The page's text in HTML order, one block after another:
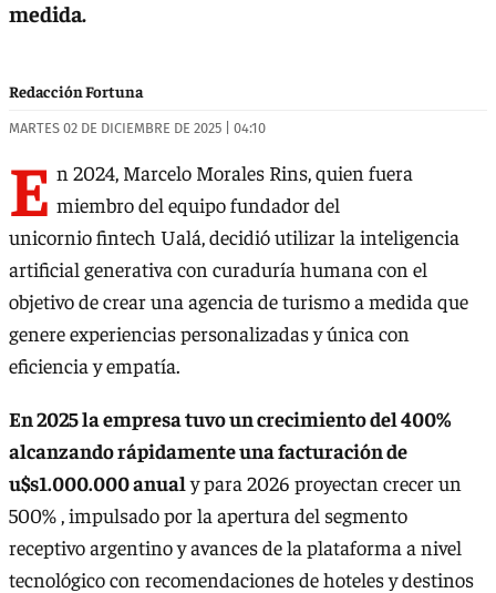
medida.
Redacción Fortuna
MARTES 02 DE DICIEMBRE DE 2025 | 04:10
E n 2024, Marcelo Morales Rins, quien fuera
miembro del equipo fundador del
unicornio fintech Ualá, decidió utilizar la inteligencia
artificial generativa con curaduría humana con el
objetivo de crear una agencia de turismo a medida que
genere experiencias personalizadas y única con
eficiencia y empatía.
En 2025 la empresa tuvo un crecimiento del 400%
alcanzando rápidamente una facturación de
u$s1.000.000 anualy para 2026 proyectan crecer un
500% , impulsado por la apertura del segmento
receptivo argentino y avances de la plataforma a nivel
tecnológico con recomendaciones de hoteles y destinos